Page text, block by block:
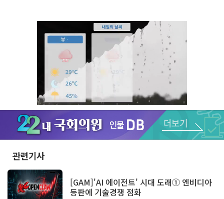
Unmute
관련기사
[GAM]'AI 에이전트' 시대 도래① 엔비디아
등판에 기술경쟁 점화